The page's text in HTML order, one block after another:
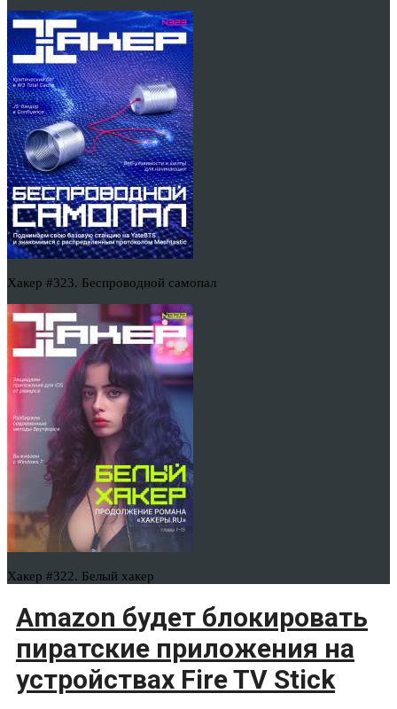
Хакер #323. Беспроводной самопал
Хакер #322. Белый хакер
Amazon будет блокировать
пиратские приложения на
устройствах Fire TV Stick